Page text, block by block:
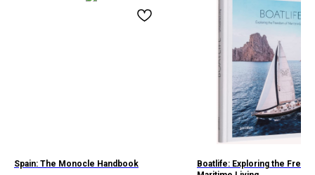
Spain: The Monocle Handbook
Boatlife: Exploring the